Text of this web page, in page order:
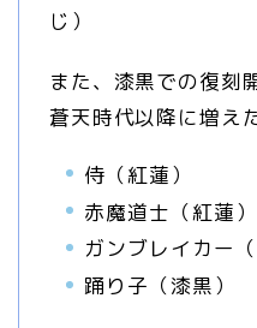
じ）
また、漆黒での復刻
蒼天時代以降に増え
侍（紅蓮）
赤魔道士（紅蓮）
ガンブレイカー（
踊り子（漆黒）